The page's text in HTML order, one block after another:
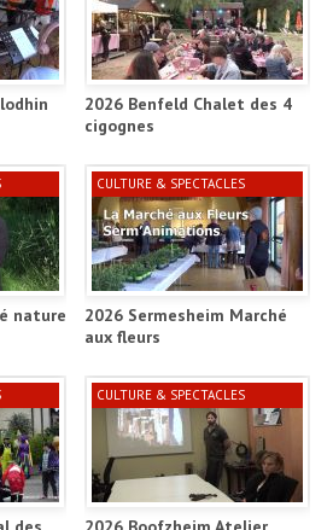
2026 Benfeld Chalet des 4
cigognes
nature
CULTURE & SPECTACLES
2026 Sermesheim Marché
aux fleurs
CULTURE & SPECTACLES